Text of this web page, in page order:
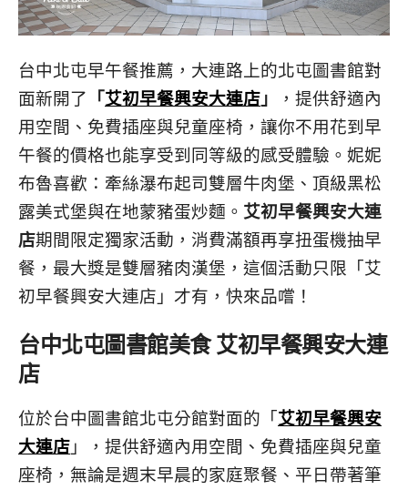
台中北屯早午餐推薦，大連路上的北屯圖書館對
面新開了 「 艾初早餐興安大連店 」
，提供舒適內
用空間、免費插座與兒童座椅，讓你不用花到早
午餐的價格也能享受到同等級的感受體驗。妮妮
布魯喜歡：牽絲瀑布起司雙層牛肉堡、頂級黑松
露美式堡與在地蒙豬蛋炒麵。 艾初早餐興安大連
店期間限定獨家活動，消費滿額再享扭蛋機抽早
餐，最大獎是雙層豬肉漢堡，這個活動只限「艾
初早餐興安大連店」才有，快來品嚐！
台中北屯圖書館美食 艾初早餐興安大連
店
位於台中圖書館北屯分館對面的「 艾初早餐興安
大連店 」，提供舒適內用空間、免費插座與兒童
座椅，無論是週末早晨的家庭聚餐、平日帶著筆